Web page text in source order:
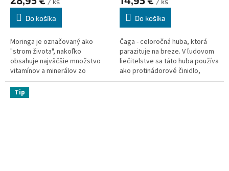
Do košíka
Moringa je označovaný ako
"strom života", nakoľko
obsahuje najväčšie množstvo
vitamínov a minerálov zo
všetkých rastlín na svete. Iné
názvy MORINGA OLEIFERA -
MALUNGGAY - MORINGA
Do košíka
Čaga - celoročná huba, ktorá
parazituje na breze. V ľudovom
liečitelstve sa táto huba používa
ako protinádorové činidlo,
zlepšeniu imunity a
Tip